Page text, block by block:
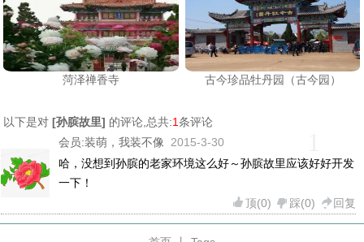
菏泽禅香寺 古今珍品牡丹园（古今园）
以下是对 [孙膑故里] 的评论,总共:1条评论
会员:装萌，我装不像 2015-3-30
哈，没想到孙膑的老家环境这么好～孙膑故里应该好好开发
一下！
顶(0) 踩(0) 回复